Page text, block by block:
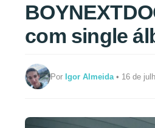
com single
PorIgor Almeida • 16 de